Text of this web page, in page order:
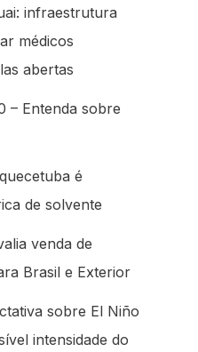
infraestrutura
médicos
abertas
– Entenda sobre
é
de solvente
venda de
Brasil e Exterior
sobre El Niño
intensidade do